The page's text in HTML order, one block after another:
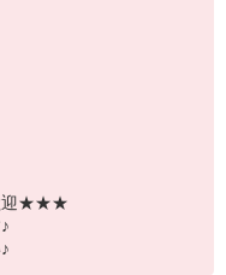
迎★★★